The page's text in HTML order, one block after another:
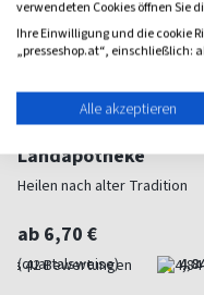
Landapotheke
Heilen nach alter Tradition
ab 6,70 €
(quartalsweise)
verwendeten Cookies öffnen Sie
Ihre Einwilligung und die cookie
„presseshop.at“, einschließlich:
Alle akzeptieren